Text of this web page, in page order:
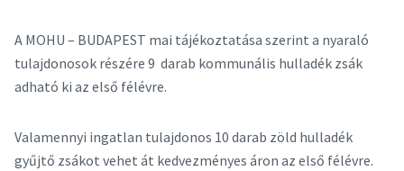
A MOHU – BUDAPEST mai tájékoztatása szerint a nyaraló
tulajdonosok részére 9 darab kommunális hulladék zsák
adható ki az első félévre.
Valamennyi ingatlan tulajdonos 10 darab zöld hulladék
gyűjtő zsákot vehet át kedvezményes áron az első félévre.